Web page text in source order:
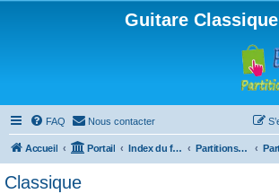
Guitare Classique
FAQ Nous contacter
Accueil Portail Index du forum Partitions pour guitare en libre téléchargement
Classique